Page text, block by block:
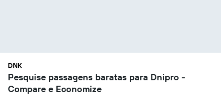
DNK
Pesquise passagens baratas para Dnipro -
Compare e Economize